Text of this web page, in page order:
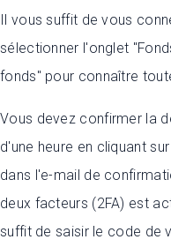
Il vous suffit de vous
sélectionner l'onglet
fonds" pour connaître
Vous devez confirmer la
d'une heure en cliquant
dans l'e-mail de
deux facteurs (2FA) est
suffit de saisir le code de